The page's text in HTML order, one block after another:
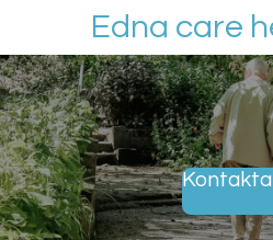
huvudinnehållet
Edna care